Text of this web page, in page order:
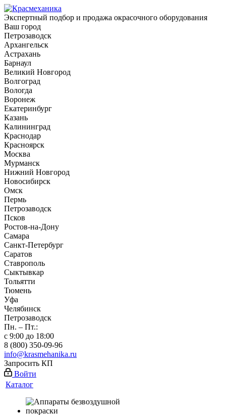
Экспертный подбор и продажа окрасочного оборудования
Ваш город
Петрозаводск
Архангельск
Астрахань
Барнаул
Великий Новгород
Волгоград
Вологда
Воронеж
Екатеринбург
Казань
Калининград
Краснодар
Красноярск
Москва
Мурманск
Нижний Новгород
Новосибирск
Омск
Пермь
Петрозаводск
Псков
Ростов-на-Дону
Самара
Санкт-Петербург
Саратов
Ставрополь
Сыктывкар
Тольятти
Тюмень
Уфа
Челябинск
Петрозаводск
Пн. – Пт.:
с 9:00 до 18:00
8 (800) 350-09-96
info@krasmehanika.ru
Запросить КП
Войти
Каталог